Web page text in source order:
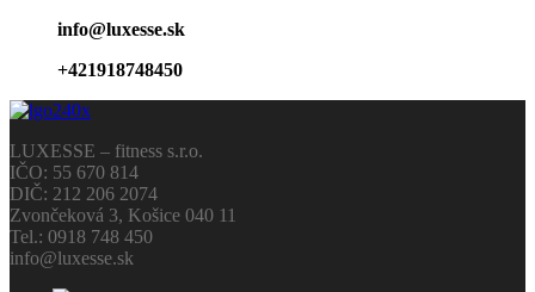
info@luxesse.sk
+421918748450
LUXESSE – fitness s.r.o.
IČO: 55 670 814
DIČ: 212 206 2074
Zvončeková 3, Košice 040 11
Tel.: 0918 748 450
info@luxesse.sk